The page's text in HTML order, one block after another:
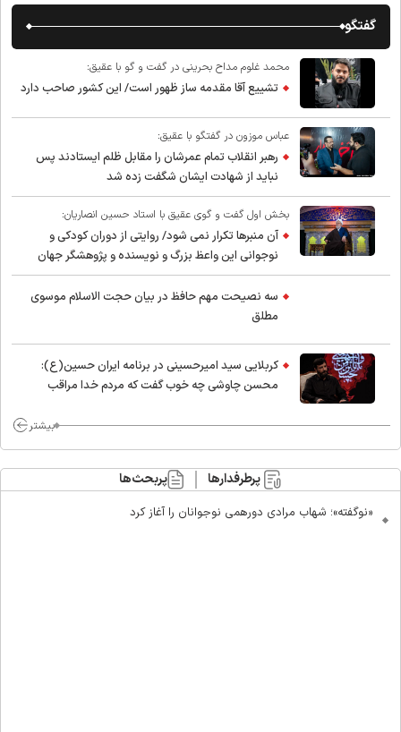
گفتگو
محمد غلوم مداح بحرینی در گفت و گو با عقیق:
تشییع آقا مقدمه ساز ظهور است/ این کشور صاحب دارد
عباس موزون در گفتگو با عقیق:
رهبر انقلاب تمام عمرشان را مقابل ظلم ایستادند پس
نباید از شهادت ایشان شگفت زده شد
بخش اول گفت و گوی عقیق با استاد حسین انصاریان:
آن منبرها تکرار نمی شود/ روایتی از دوران کودکی و
نوجوانی این واعظ بزرگ و نویسنده و پژوهشگر جهان
اسلام
سه نصیحت مهم حافظ در بیان حجت الاسلام موسوی
مطلق
کربلایی سید امیر‌حسینی در برنامه ایران حسین(ع):
محسن چاوشی چه خوب گفت که مردم خدا مراقب
بیشتر
پرطرفدارها پربحث‌ها
«نوگفته»؛ شهاب مرادی دورهمی نوجوانان را آغاز کرد